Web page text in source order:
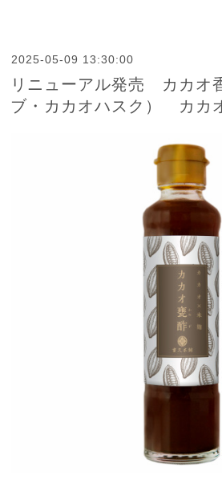
2025-05-09 13:30:00
リニューアル発売 カカオ
ブ・カカオハスク） カカ